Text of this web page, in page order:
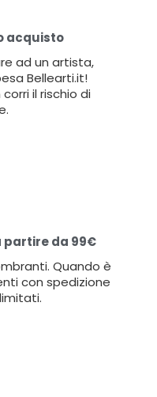
acquisto
ad un artista,
Bellearti.it!
il rischio di
partire da 99€
Quando è
con spedizione